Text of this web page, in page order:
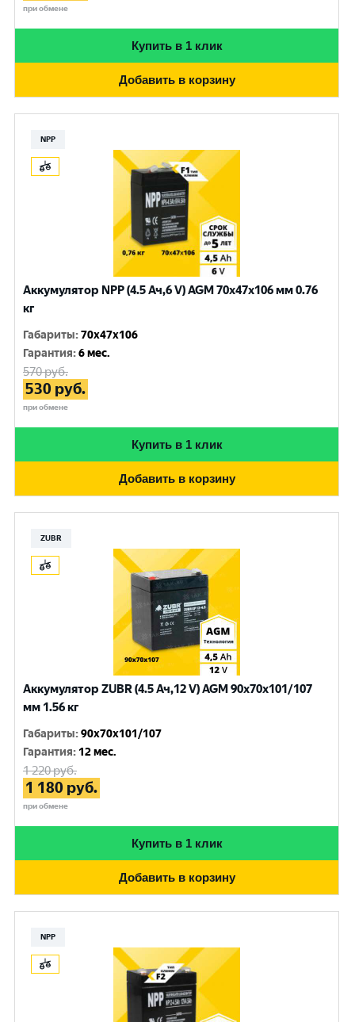
при обмене
Купить в 1 клик
Добавить в корзину
NPP
Аккумулятор NPP (4.5 Ач,6 V) AGM 70x47x106 мм 0.76
кг
Габариты:70x47x106
Гарантия:6 мес.
570руб.
530 руб.
при обмене
Купить в 1 клик
Добавить в корзину
ZUBR
Аккумулятор ZUBR (4.5 Ач,12 V) AGM 90x70x101/107
мм 1.56 кг
Габариты:90x70x101/107
Гарантия: 12 мес.
1 220руб.
1 180 руб.
при обмене
Купить в 1 клик
Добавить в корзину
NPP